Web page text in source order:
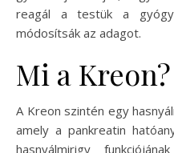
reagál a testük a
módosítsák az adagot.
Mi a Kreon?
A Kreon szintén egy
amely a pankreatin
hasnyálmirigy